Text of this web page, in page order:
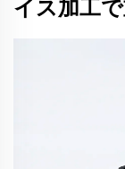
イス加工